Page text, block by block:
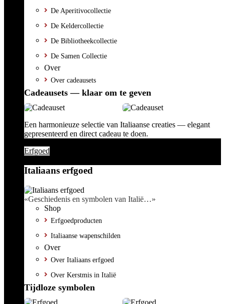
De Aperitivocollectie
De Keldercollectie
De Bibliotheekcollectie
De Samen Collectie
Over
Over cadeausets
Cadeausets — klaar om te geven
Een harmonieuze selectie van Italiaanse creaties — elegant
gepresenteerd en direct cadeau te doen.
Erfgoed
Italiaans erfgoed
«Geschiedenis en symbolen van Italië…»
Shop
Erfgoedproducten
Italiaanse wapenschilden
Over
Over Italiaans erfgoed
Over Kerstmis in Italië
Tijdloze symbolen